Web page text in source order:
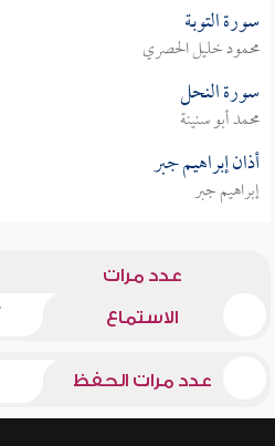
سورة التوبة
محمود خليل الحصري
سورة النحل
محمد أبو سنينة
أذان إبراهيم جبر
إبراهيم جبر
عدد مرات
الاستماع
عدد مرات الحفظ